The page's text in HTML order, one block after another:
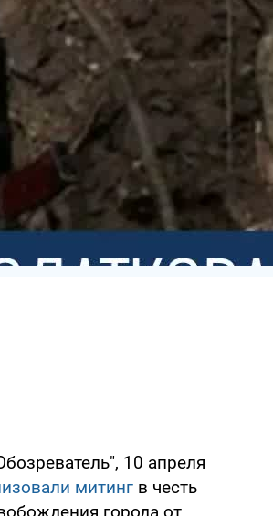
10 апреля
митинг в честь
города от